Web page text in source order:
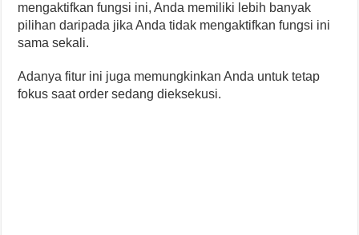
mengaktifkan fungsi ini, Anda memiliki lebih banyak
pilihan daripada jika Anda tidak mengaktifkan fungsi ini
sama sekali.
Adanya fitur ini juga memungkinkan Anda untuk tetap
fokus saat order sedang dieksekusi.